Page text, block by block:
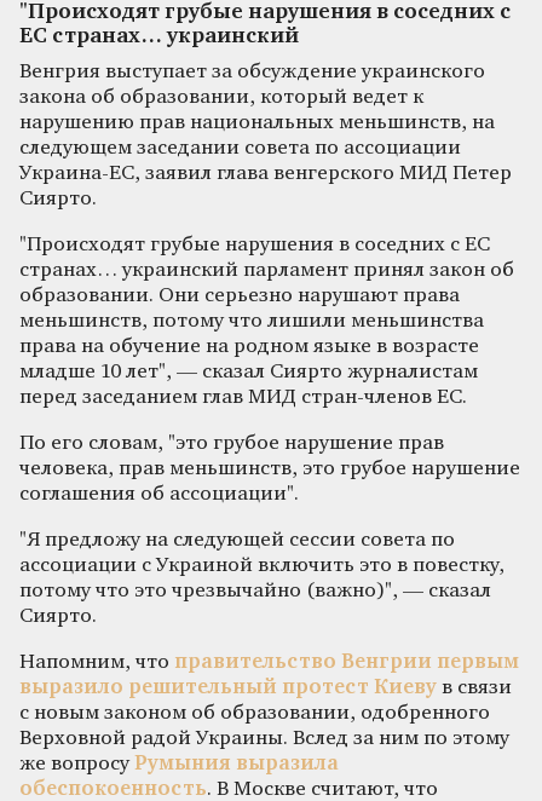
"Происходят грубые нарушения в соседних с
ЕС странах… украинский
Венгрия выступает за обсуждение украинского
закона об образовании, который ведет к
нарушению прав национальных меньшинств, на
следующем заседании совета по ассоциации
Украина-ЕС, заявил глава венгерского МИД Петер
Сиярто.
"Происходят грубые нарушения в соседних с ЕС
странах… украинский парламент принял закон об
образовании. Они серьезно нарушают права
меньшинств, потому что лишили меньшинства
права на обучение на родном языке в возрасте
младше 10 лет", — сказал Сиярто журналистам
перед заседанием глав МИД стран-членов ЕС.
По его словам, "это грубое нарушение прав
человека, прав меньшинств, это грубое нарушение
соглашения об ассоциации".
"Я предложу на следующей сессии совета по
ассоциации с Украиной включить это в повестку,
потому что это чрезвычайно (важно)", — сказал
Сиярто.
Напомним, что правительство Венгрии первым
выразило решительный протест Киеву в связи
с новым законом об образовании, одобренного
Верховной радой Украины. Вслед за ним по этому
же вопросуРумыния выразила
обеспокоенность. В Москве считают, что